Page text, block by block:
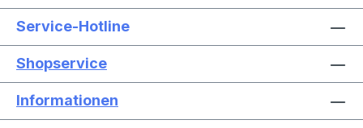
Service-Hotline
Shopservice
Informationen